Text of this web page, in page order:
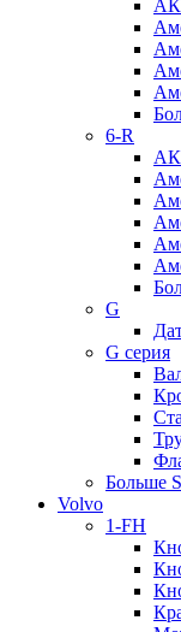
6-R
G
G серия
Больше
Volvo
1-FH